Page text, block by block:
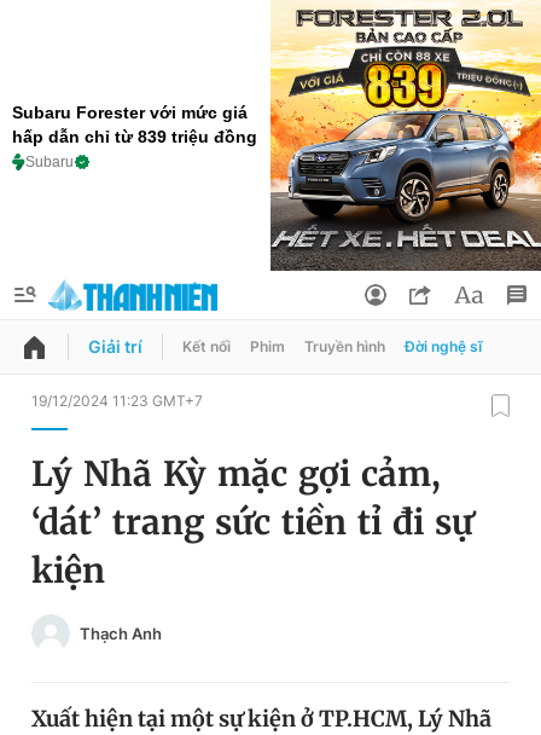
Subaru Forester với mức giá
hấp dẫn chỉ từ 839 triệu đồng
Subaru
QUẢNG CÁO
Chuyên mục
Chuyên mục khác
Chào ngày mới
Tin thị trường
Đổi mật khẩu
Tin đã lưu
Tin đã xem
Giải trí Kết nối Phim Truyền hình Đời nghệ sĩ
19/12/2024 11:23 GMT+7
Lý Nhã Kỳ mặc gợi cảm,
‘dát’ trang sức tiền tỉ đi sự
kiện
Thạch Anh
Xuất hiện tại một sự kiện ở TP.HCM, Lý Nhã